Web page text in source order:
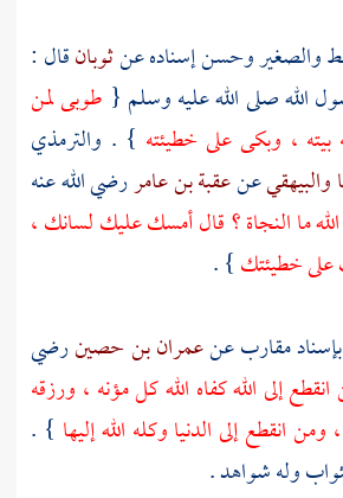
والصغير وحسن إسناده عنثوبانقال :
الله صلى الله عليه وسلم { طوبى لمن
، وبكى على خطيئته } . والترمذي
والبيهقيعنعقبة بن عامررضي الله عنه
ما النجاة ؟ قال أمسك عليك لسانك ،
خطيئتك} .
مقارب عنعمران بن حصينرضي
إلى الله كفاه الله كل مؤنه ، ورزقه
انقطع إلى الدنيا وكله الله إليها } .
وله شواهد .